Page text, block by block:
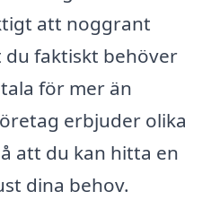
att noggrant
faktiskt behöver
för mer än
erbjuder olika
att du kan hitta en
dina behov.